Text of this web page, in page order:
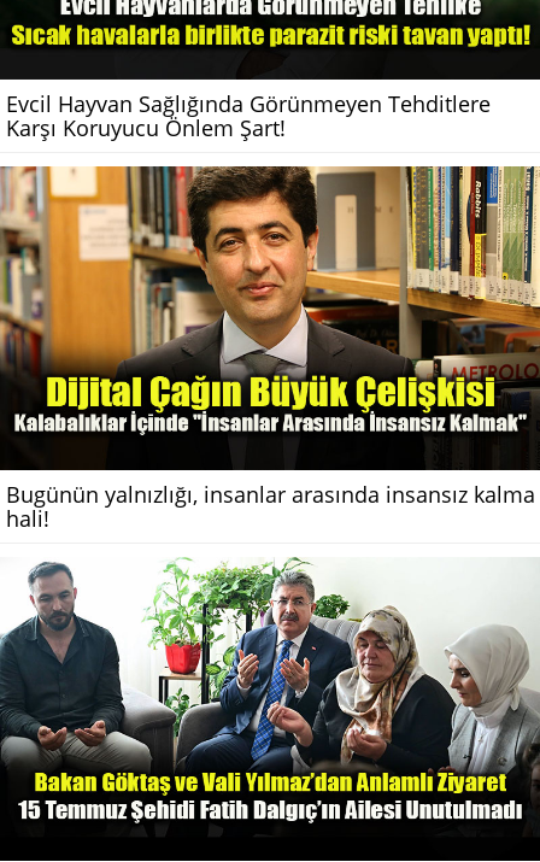
Evcil Hayvan Sağlığında Görünmeyen Tehditlere
Karşı Koruyucu Önlem Şart!
Bugünün yalnızlığı, insanlar arasında insansız kalma
hali!